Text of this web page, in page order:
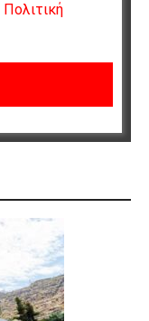
Πολιτική